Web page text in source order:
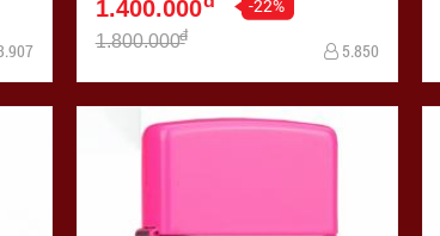
1.400.000 -22%
1.800.000đ
5.850